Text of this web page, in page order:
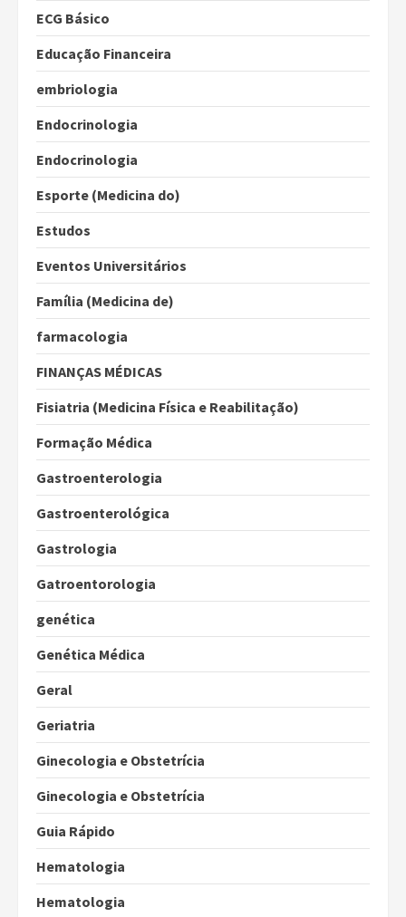
ECG Básico
Educação Financeira
embriologia
Endocrinologia
Endocrinologia
Esporte (Medicina do)
Estudos
Eventos Universitários
Família (Medicina de)
farmacologia
FINANÇAS MÉDICAS
Fisiatria (Medicina Física e Reabilitação)
Formação Médica
Gastroenterologia
Gastroenterológica
Gastrologia
Gatroentorologia
genética
Genética Médica
Geral
Geriatria
Ginecologia e Obstetrícia
Ginecologia e Obstetrícia
Guia Rápido
Hematologia
Hematologia